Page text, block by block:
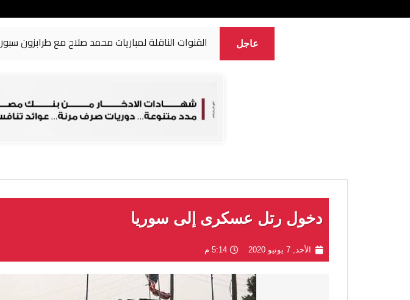
عاجل القنوات الناقلة لمباريات محمد صلاح مع طرابزون سبور
دخول رتل عسكرى إلى سوريا
الأحد, 7 يونيو 2020 5:14 م